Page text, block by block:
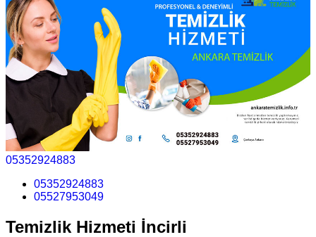
05352924883
05352924883
05527953049
Temizlik Hizmeti İncirli